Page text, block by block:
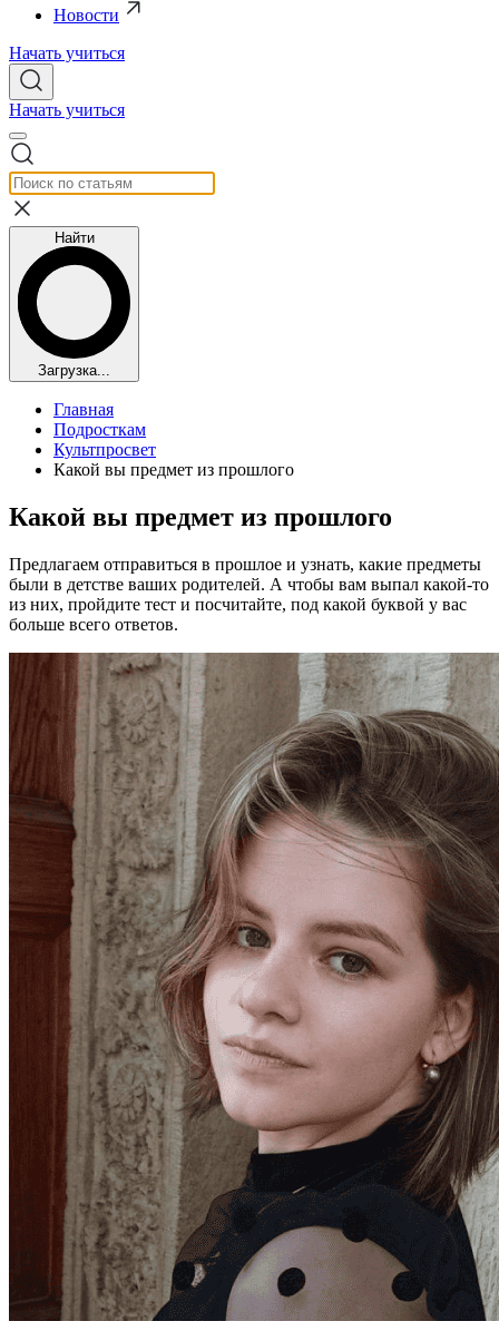
Новости
Начать учиться
Начать учиться
Найти
Загрузка...
Главная
Подросткам
Культпросвет
Какой вы предмет из прошлого
Какой вы предмет из прошлого
Предлагаем отправиться в прошлое и узнать, какие предметы
были в детстве ваших родителей. А чтобы вам выпал какой-то
из них, пройдите тест и посчитайте, под какой буквой у вас
больше всего ответов.